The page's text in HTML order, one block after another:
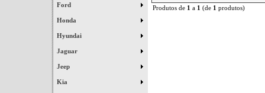
Ford
Honda
Hyundai
Jaguar
Jeep
Kia
Produtos de 1 a 1 (de 1 produtos)